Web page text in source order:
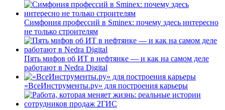
Симфония профессий в Sminex: почему здесь интересно
не только строителям
Пять мифов об ИТ в нефтянке — и как на самом деле
работают в Nedra Digital
«ВсеИнструменты.ру» для построения карьеры